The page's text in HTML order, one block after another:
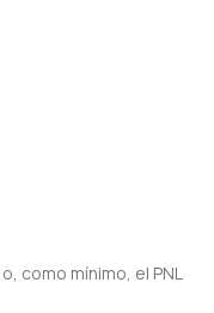
como mínimo, el PNL